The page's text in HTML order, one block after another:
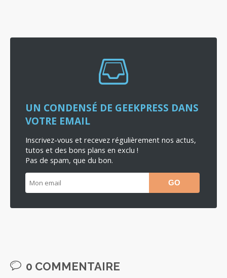
UN CONDENSÉ DE GEEKPRESS DANS
VOTRE EMAIL
Inscrivez-vous et recevez régulièrement nos actus,
tutos et des bons plans en exclu !
Pas de spam, que du bon.
0 COMMENTAIRE